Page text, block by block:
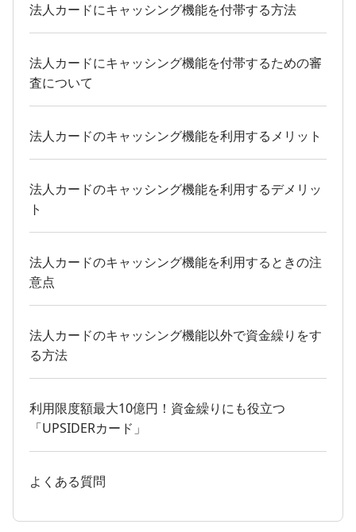
法人カードにキャッシング機能を付帯する方法
法人カードにキャッシング機能を付帯するための審
査について
法人カードのキャッシング機能を利用するメリット
法人カードのキャッシング機能を利用するデメリッ
ト
法人カードのキャッシング機能を利用するときの注
意点
法人カードのキャッシング機能以外で資金繰りをす
る方法
利用限度額最大10億円！資金繰りにも役立つ
「UPSIDERカード」
よくある質問